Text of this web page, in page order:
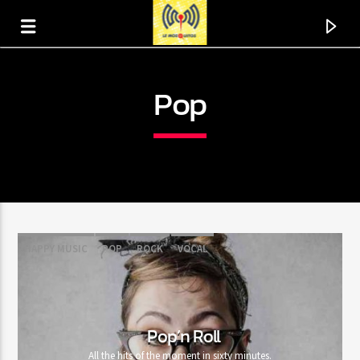
Pop
POP ROCK VOCAL
Pop’n Roll
All the hits of the moment in sixty minutes.